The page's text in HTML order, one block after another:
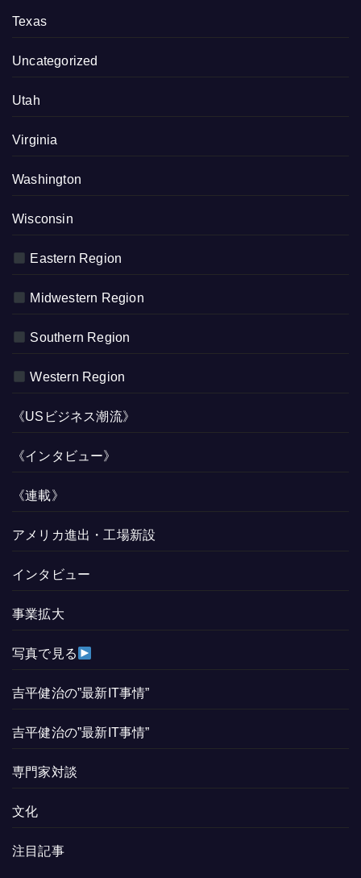
Texas
Uncategorized
Utah
Virginia
Washington
Wisconsin
Eastern Region
Midwestern Region
Southern Region
Western Region
《USビジネス潮流》
《インタビュー》
《連載》
アメリカ進出・工場新設
インタビュー
事業拡大
写真で見る
吉平健治の”最新IT事情”
吉平健治の”最新IT事情”
専門家対談
文化
注目記事